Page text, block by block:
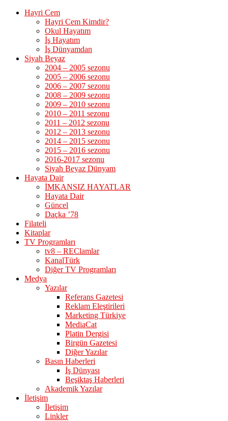
Hayri Cem
Hayri Cem Kimdir?
Okul Hayatım
İş Hayatım
İş Dünyamdan
Siyah Beyaz
2004 – 2005 sezonu
2005 – 2006 sezonu
2006 – 2007 sezonu
2008 – 2009 sezonu
2009 – 2010 sezonu
2010 – 2011 sezonu
2011 – 2012 sezonu
2012 – 2013 sezonu
2014 – 2015 sezonu
2015 – 2016 sezonu
2016-2017 sezonu
Siyah Beyaz Dünyam
Hayata Dair
İMKANSIZ HAYATLAR
Hayata Dair
Güncel
Daçka ’78
Filateli
Kitaplar
TV Programları
tv8 – REClamlar
KanalTürk
Diğer TV Programları
Medya
Yazılar
Referans Gazetesi
Reklam Eleştirileri
Marketing Türkiye
MediaCat
Platin Dergisi
Birgün Gazetesi
Diğer Yazılar
Basın Haberleri
İş Dünyası
Beşiktaş Haberleri
Akademik Yazılar
İletişim
İletişim
Linkler